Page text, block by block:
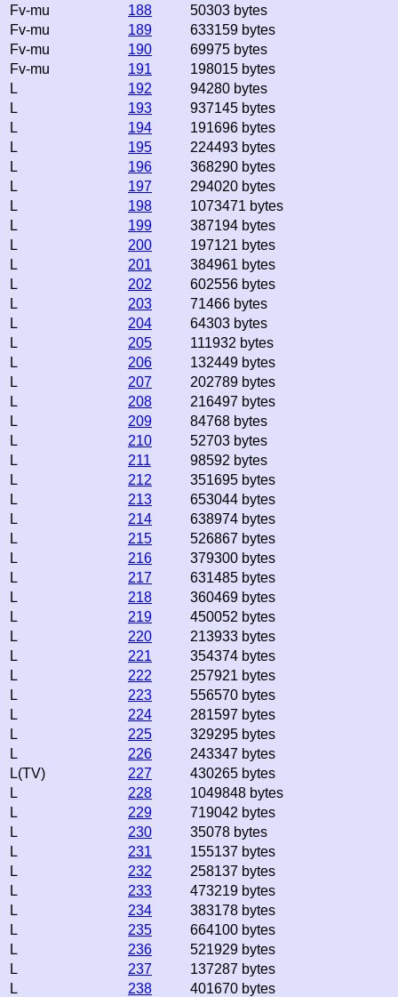
Fv-mu
188
50303 bytes
Fv-mu
189
633159 bytes
Fv-mu
190
69975 bytes
Fv-mu
191
198015 bytes
L
192
94280 bytes
L
193
937145 bytes
L
194
191696 bytes
L
195
224493 bytes
L
196
368290 bytes
L
197
294020 bytes
L
198
1073471 bytes
L
199
387194 bytes
L
200
197121 bytes
L
201
384961 bytes
L
202
602556 bytes
L
203
71466 bytes
L
204
64303 bytes
L
205
111932 bytes
L
206
132449 bytes
L
207
202789 bytes
L
208
216497 bytes
L
209
84768 bytes
L
210
52703 bytes
L
211
98592 bytes
L
212
351695 bytes
L
213
653044 bytes
L
214
638974 bytes
L
215
526867 bytes
L
216
379300 bytes
L
217
631485 bytes
L
218
360469 bytes
L
219
450052 bytes
L
220
213933 bytes
L
221
354374 bytes
L
222
257921 bytes
L
223
556570 bytes
L
224
281597 bytes
L
225
329295 bytes
L
226
243347 bytes
L(TV)
227
430265 bytes
L
228
1049848 bytes
L
229
719042 bytes
L
230
35078 bytes
L
231
155137 bytes
L
232
258137 bytes
L
233
473219 bytes
L
234
383178 bytes
L
235
664100 bytes
L
236
521929 bytes
L
237
137287 bytes
L
238
401670 bytes